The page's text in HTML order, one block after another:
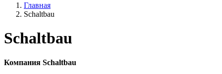
Главная
Schaltbau
Schaltbau
Компания Schaltbau